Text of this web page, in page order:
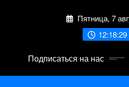
Пятница, 7
Подписаться на нас